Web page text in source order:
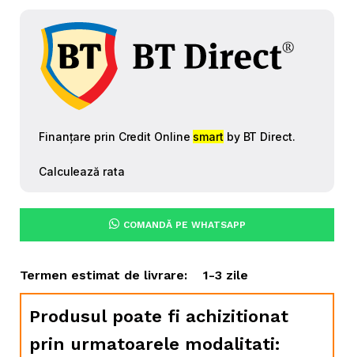
COMANDĂ PE WHATSAPP
Termen estimat de livrare: 1-3 zile
Produsul poate fi achizitionat
prin urmatoarele modalitati: